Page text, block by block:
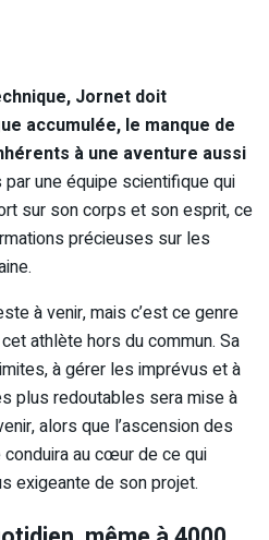
Jornet doit
accumulée, le manque de
à une aventure aussi
une équipe scientifique qui
sur son corps et son esprit, ce
précieuses sur les
à venir, mais c’est ce genre
athlète hors du commun. Sa
à gérer les imprévus et à
plus redoutables sera mise à
alors que l’ascension des
au cœur de ce qui
exigeante de son projet.